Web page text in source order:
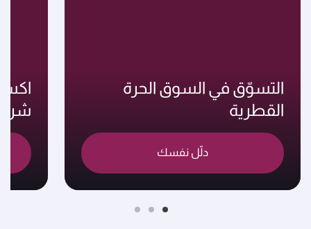
التسوّق في السوق الحرة
القطرية
دلّل نفسك